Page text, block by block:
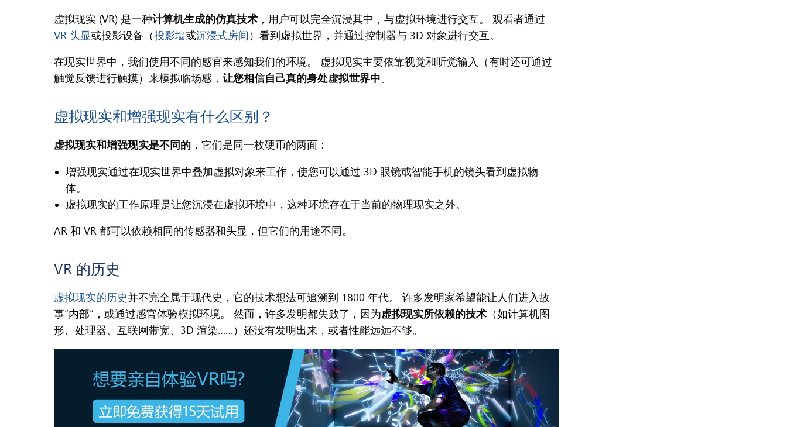
虚拟现实 (VR) 是一种计算机生成的仿真技术 ，用户可以完全沉浸其中，与虚拟环境进行交互。 观看者通过
VR 头显或投影设备（投影墙或沉浸式房间）看到虚拟世界，并通过控制器与 3D 对象进行交互。
在现实世界中，我们使用不同的感官来感知我们的环境。 虚拟现实主要依靠视觉和听觉输入（有时还可通过
触觉反馈进行触摸）来模拟临场感， 让您相信自己真的身处虚拟世界中。
虚拟现实和增强现实有什么区别？
虚拟现实和增强现实是不同的 ，它们是同一枚硬币的两面：
增强现实通过在现实世界中叠加虚拟对象来工作，使您可以通过 3D 眼镜或智能手机的镜头看到虚拟物
体。
虚拟现实的工作原理是让您沉浸在虚拟环境中，这种环境存在于当前的物理现实之外。
AR 和 VR 都可以依赖相同的传感器和头显，但它们的用途不同。
VR 的历史
虚拟现实的历史并不完全属于现代史，它的技术想法可追溯到 1800 年代。 许多发明家希望能让人们进入故
事“内部”，或通过感官体验模拟环境。 然而，许多发明都失败了，因为虚拟现实所依赖的技术 （如计算机图
形、处理器、互联网带宽、3D 渲染……）还没有发明出来，或者性能远远不够。